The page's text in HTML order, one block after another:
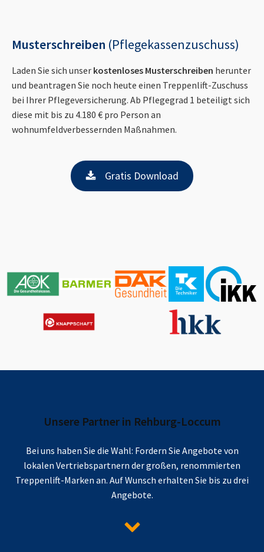
Musterschreiben (Pflegekassenzuschuss)
Laden Sie sich unser kostenloses Musterschreiben herunter
und beantragen Sie noch heute einen Treppenlift-Zuschuss
bei Ihrer Pflegeversicherung. Ab Pflegegrad 1 beteiligt sich
diese mit bis zu 4.180 € pro Person an
wohnumfeldverbessernden Maßnahmen.
Gratis Download
Unsere Partner in Rehburg-Loccum
Bei uns haben Sie die Wahl: Fordern Sie Angebote von
lokalen Vertriebspartnern der großen, renommierten
Treppenlift-Marken an. Auf Wunsch erhalten Sie bis zu drei
Angebote.